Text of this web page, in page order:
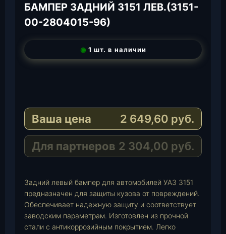
БАМПЕР ЗАДНИЙ 3151 ЛЕВ.(3151-
00-2804015-96)
◉ 1 шт. в наличии
e
r
a
m
a
s
A
p
a
i
l
Ваша цена 2 649,60 руб.
Для партнеров 2 304,00 руб.
Задний левый бампер для автомобилей УАЗ 3151
предназначен для защиты кузова от повреждений.
Обеспечивает надежную защиту и соответствует
заводским параметрам. Изготовлен из прочной
стали с антикоррозийным покрытием. Легко